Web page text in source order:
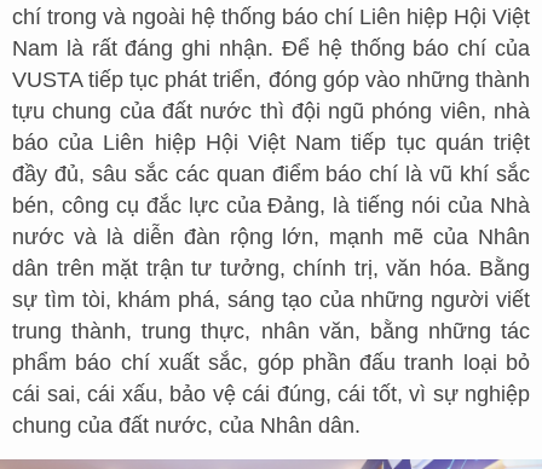
chí trong và ngoài hệ thống báo chí Liên hiệp Hội Việt
Nam là rất đáng ghi nhận. Để hệ thống báo chí của
VUSTA tiếp tục phát triển, đóng góp vào những thành
tựu chung của đất nước thì đội ngũ phóng viên, nhà
báo của Liên hiệp Hội Việt Nam tiếp tục quán triệt
đầy đủ, sâu sắc các quan điểm báo chí là vũ khí sắc
bén, công cụ đắc lực của Đảng, là tiếng nói của Nhà
nước và là diễn đàn rộng lớn, mạnh mẽ của Nhân
dân trên mặt trận tư tưởng, chính trị, văn hóa. Bằng
sự tìm tòi, khám phá, sáng tạo của những người viết
trung thành, trung thực, nhân văn, bằng những tác
phẩm báo chí xuất sắc, góp phần đấu tranh loại bỏ
cái sai, cái xấu, bảo vệ cái đúng, cái tốt, vì sự nghiệp
chung của đất nước, của Nhân dân.